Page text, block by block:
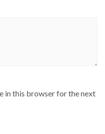
in this browser for the next